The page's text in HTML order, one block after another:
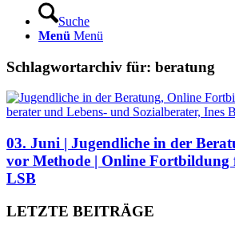
Suche
Menü Menü
Schlagwortarchiv für: beratung
03. Juni | Jugendliche in der
vor Methode | Online Fortbildung
LSB
LETZTE BEITRÄGE